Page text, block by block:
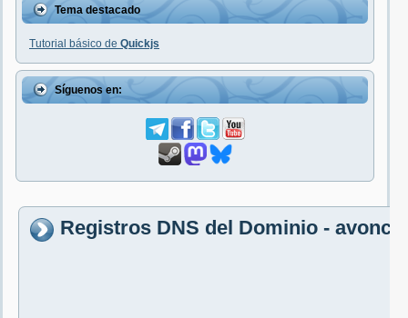
Tema destacado
Tutorial básico de Quickjs
Síguenos en:
Registros DNS del Dominio -